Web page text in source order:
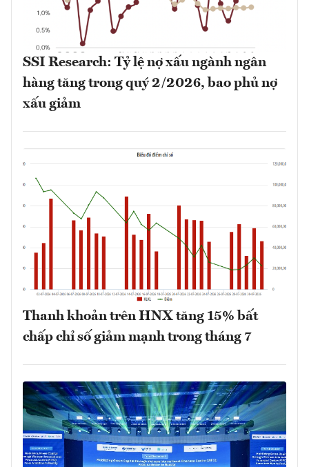
SSI Research: Tỷ lệ nợ xấu ngành ngân
hàng tăng trong quý 2/2026, bao phủ nợ
xấu giảm
Thanh khoản trên HNX tăng 15% bất
chấp chỉ số giảm mạnh trong tháng 7